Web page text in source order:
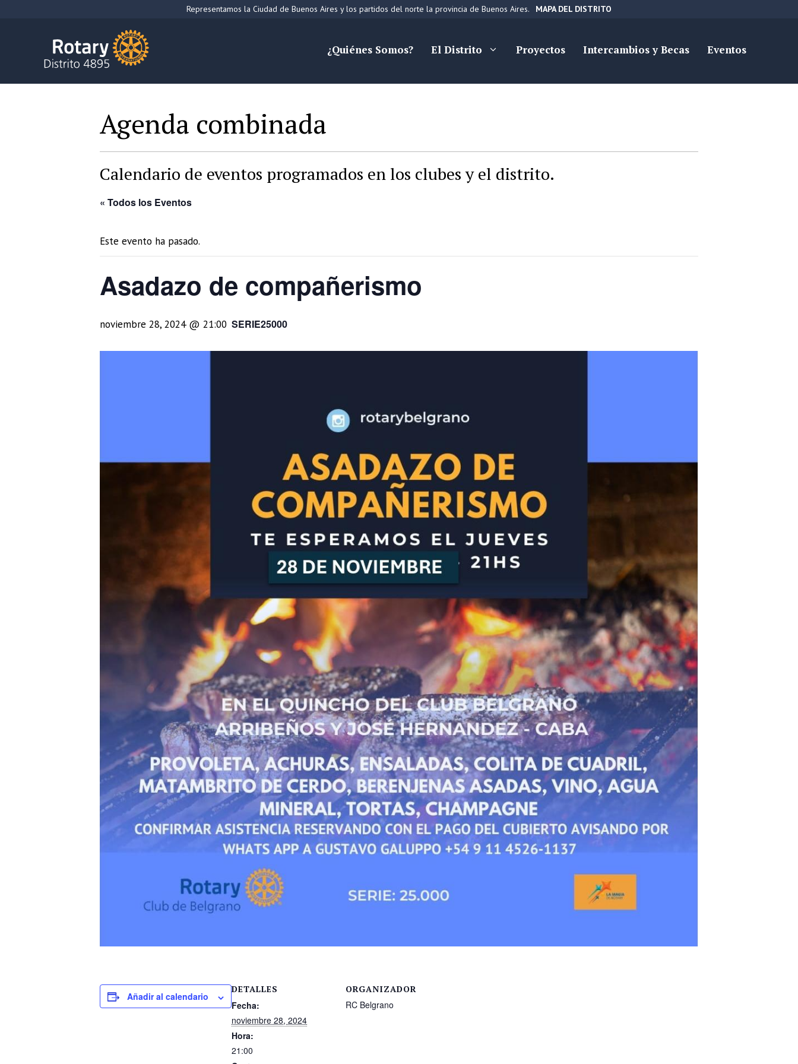
Representamos la Ciudad de Buenos Aires y los partidos del norte la provincia de Buenos Aires. MAPA DEL DISTRITO
¿Quiénes Somos? El Distrito Proyectos Intercambios y Becas Eventos
Agenda combinada
Calendario de eventos programados en los clubes y el distrito.
« Todos los Eventos
Este evento ha pasado.
Asadazo de compañerismo
noviembre 28, 2024 @ 21:00 SERIE25000
Añadir al calendario
DETALLES
Fecha:
noviembre 28, 2024
Hora:
21:00
ORGANIZADOR
RC Belgrano